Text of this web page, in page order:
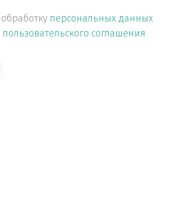
персональных данных
пользовательского соглашения